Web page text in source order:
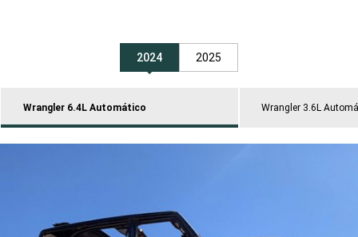
2024 2025
Wrangler 6.4L Automático Wrangler 3.6L